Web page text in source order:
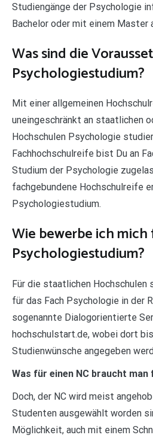
Studiengänge der Psychologie
Bachelor oder mit einem Master
Was sind die
Psychologiestudium?
Mit einer allgemeinen
uneingeschränkt an staatlichen
Hochschulen Psychologie
Fachhochschulreife bist Du an
Studium der Psychologie
fachgebundene Hochschulreife
Psychologiestudium.
Wie bewerbe ich mich
Psychologiestudium?
Für die staatlichen
für das Fach Psychologie in der
sogenannte Dialogorientierte
hochschulstart.de, wobei dort
Studienwünsche angegeben
Was für einen NC braucht
Doch, der NC wird meist
Studenten ausgewählt worden
Möglichkeit, auch mit einem